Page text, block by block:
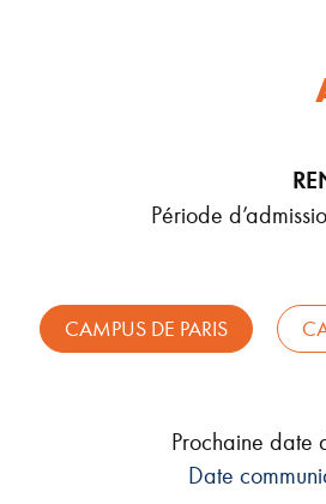
Période
CAMPUS DE PARIS
Prochaine date
Date